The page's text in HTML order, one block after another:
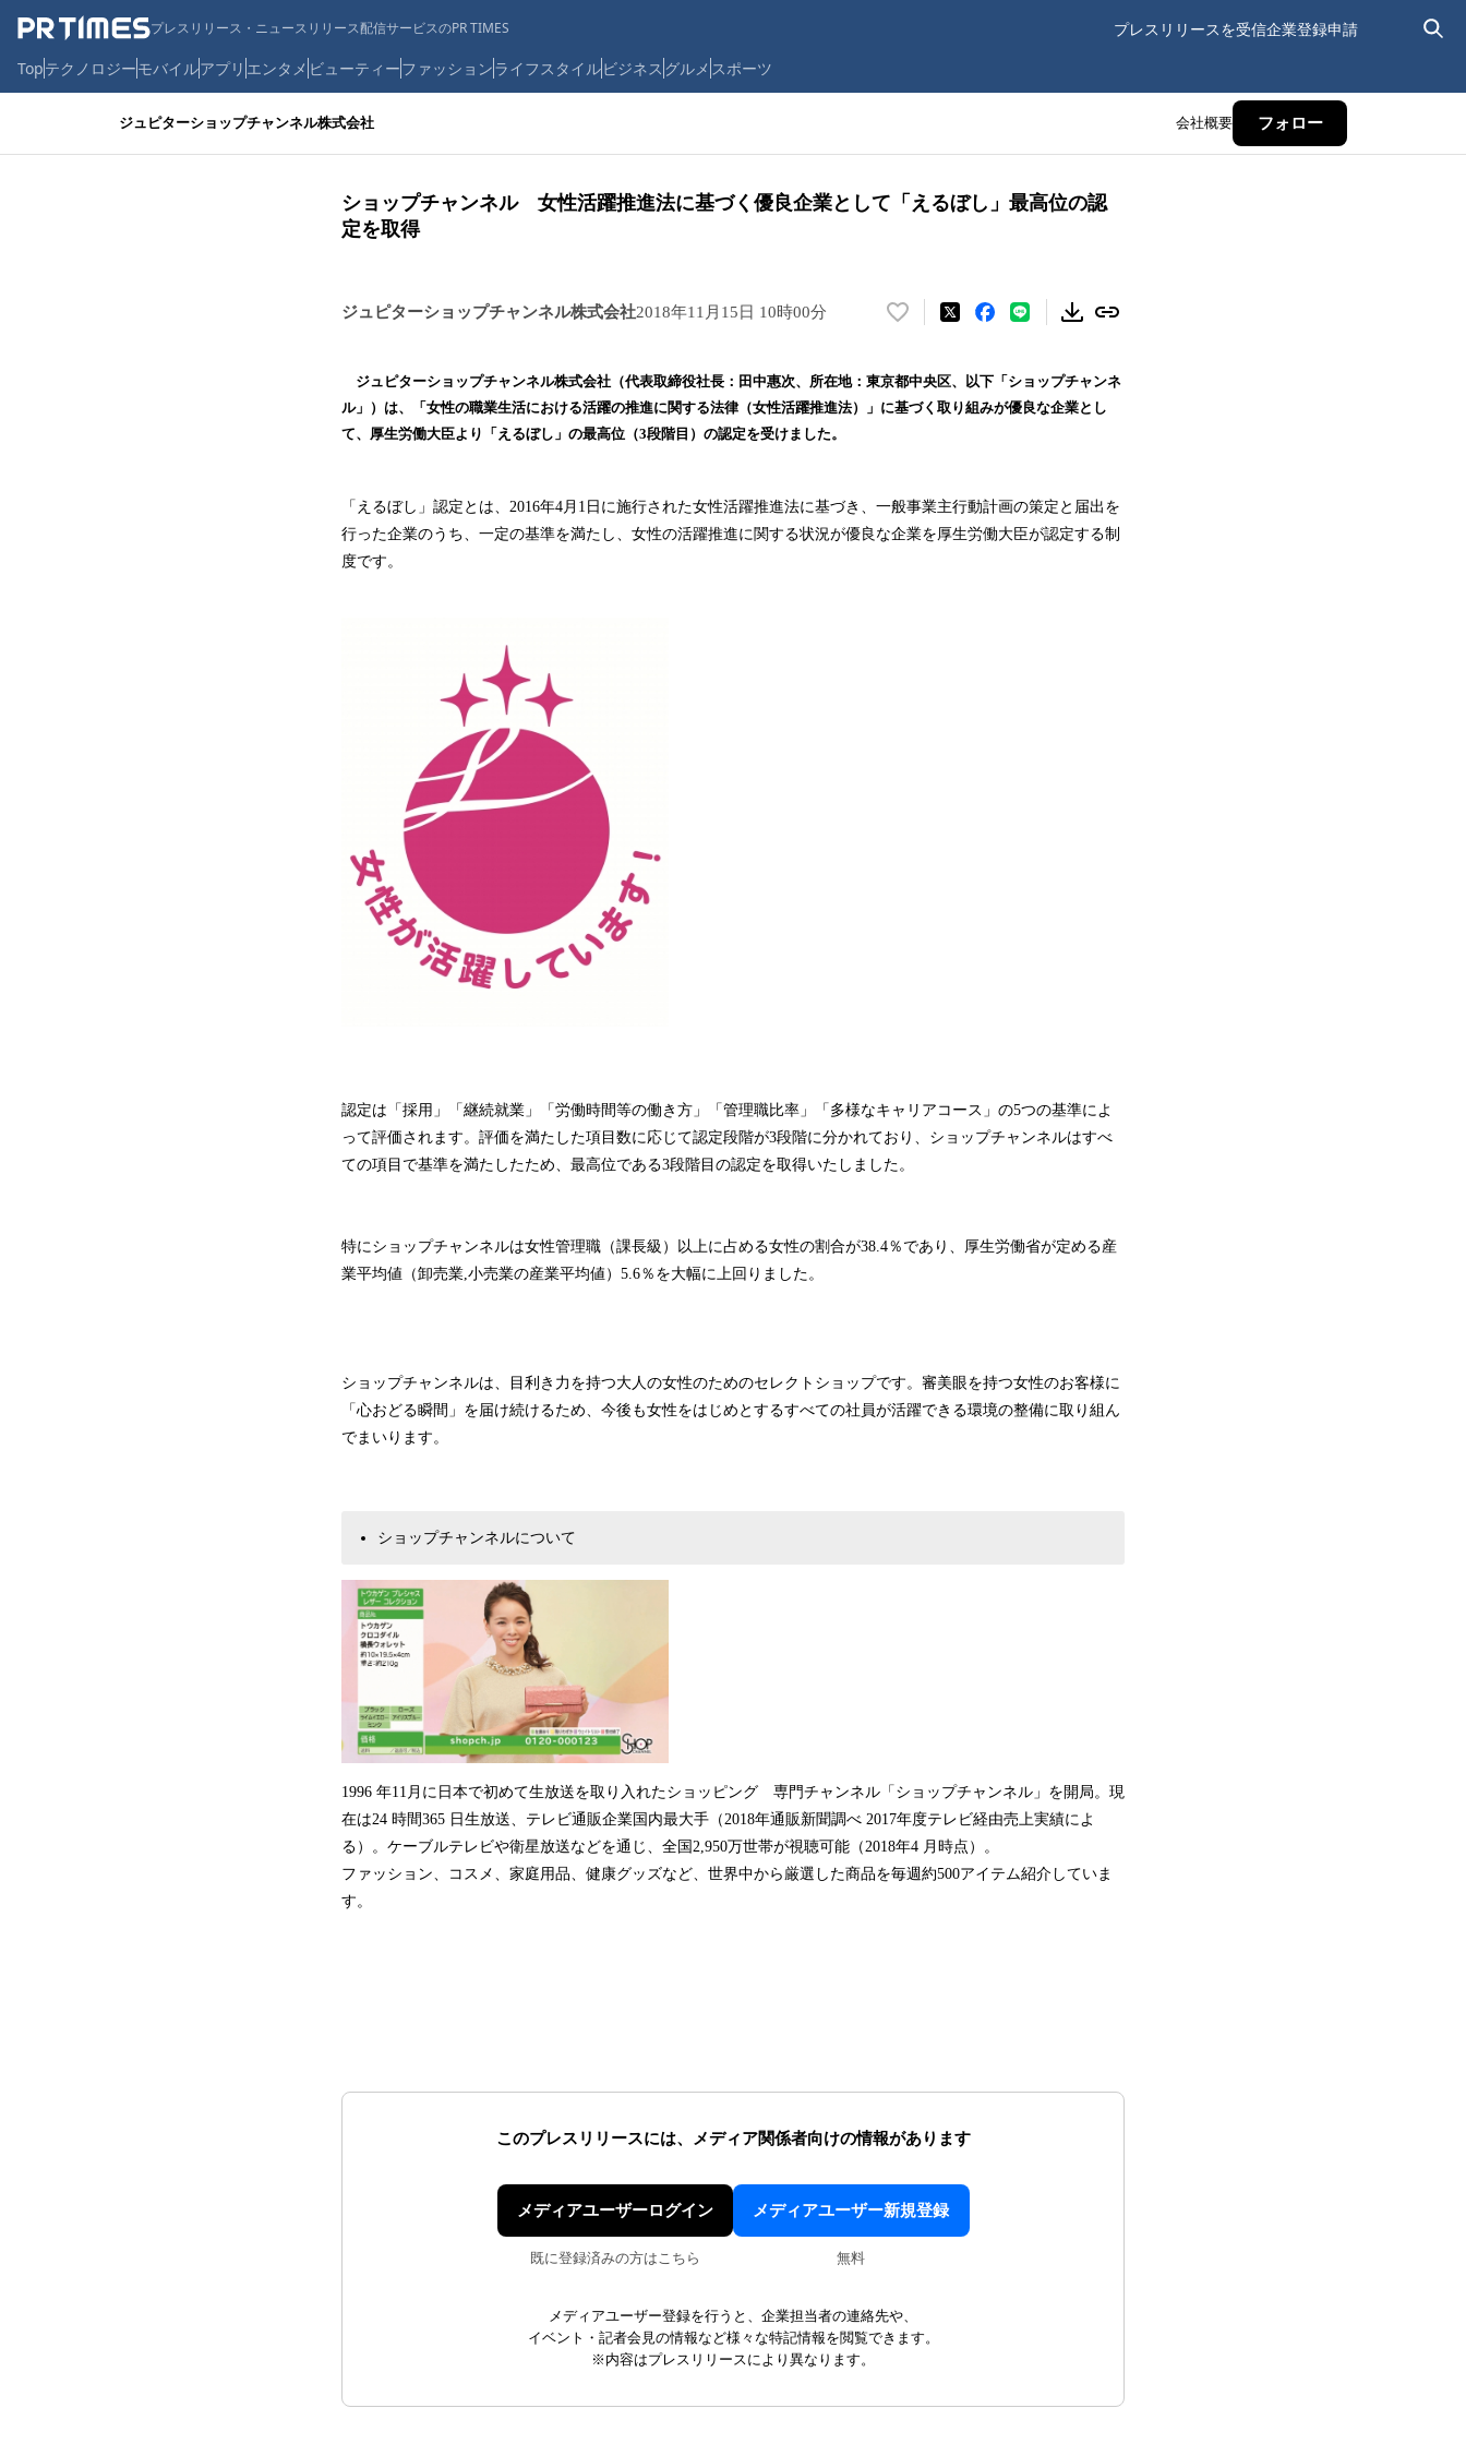
プレスリリース・ニュースリリース配信サービスのPR TIMES プレスリリースを受信企業登録申請
Topテクノロジーモバイルアプリ エンタメ ビューティーファッションライフスタイルビジネス グルメ スポーツ
ジュピターショップチャンネル株式会社 会社概要 フォロー
ショップチャンネル 女性活躍推進法に基づく優良企業として「えるぼし」最高位の認
定を取得
ジュピターショップチャンネル株式会社2018年11月15日 10時00分
い
！
数
込
み
ジュピターショップチャンネル株式会社（代表取締役社長：田中惠次、所在地：東京都中央区、以下「ショップチャンネ
ル」）は、「女性の職業生活における活躍の推進に関する法律（女性活躍推進法）」に基づく取り組みが優良な企業とし
て、厚生労働大臣より「えるぼし」の最高位（3段階目）の認定を受けました。
「えるぼし」認定とは、2016年4月1日に施行された女性活躍推進法に基づき、一般事業主行動計画の策定と届出を
行った企業のうち、一定の基準を満たし、女性の活躍推進に関する状況が優良な企業を厚生労働大臣が認定する制
度です。
認定は「採用」「継続就業」「労働時間等の働き方」「管理職比率」「多様なキャリアコース」の5つの基準によ
って評価されます。評価を満たした項目数に応じて認定段階が3段階に分かれており、ショップチャンネルはすべ
ての項目で基準を満たしたため、最高位である3段階目の認定を取得いたしました。
特にショップチャンネルは女性管理職（課長級）以上に占める女性の割合が38.4％であり、厚生労働省が定める産
業平均値（卸売業,小売業の産業平均値）5.6％を大幅に上回りました。
ショップチャンネルは、目利き力を持つ大人の女性のためのセレクトショップです。審美眼を持つ女性のお客様に
「心おどる瞬間」を届け続けるため、今後も女性をはじめとするすべての社員が活躍できる環境の整備に取り組ん
でまいります。
ショップチャンネルについて
1996 年11月に日本で初めて生放送を取り入れたショッピング 専門チャンネル「ショップチャンネル」を開局。現
在は24 時間365 日生放送、テレビ通販企業国内最大手（2018年通販新聞調べ 2017年度テレビ経由売上実績によ
る）。ケーブルテレビや衛星放送などを通じ、全国2,950万世帯が視聴可能（2018年4 月時点）。
ファッション、コスメ、家庭用品、健康グッズなど、世界中から厳選した商品を毎週約500アイテム紹介していま
す。
このプレスリリースには、 メディア関係者向けの情報があります
メディアユーザーログイン
既に登録済みの方はこちら
メディアユーザー新規登録
無料
メディアユーザー登録を行うと、企業担当者の連絡先や、
イベント・記者会見の情報など様々な特記情報を閲覧できます。
※内容はプレスリリースにより異なります。